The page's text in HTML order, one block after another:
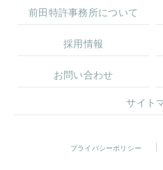
前田特許事務所について
採用情報
お問い合わせ
サイト
プライバシーポリシー